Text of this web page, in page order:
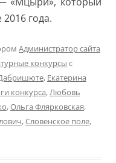
года.
Администратор сайта
конкурсы с
, Екатерина
конкурса,Любовь
,Ольга Флярковская,
,Словенское поле,